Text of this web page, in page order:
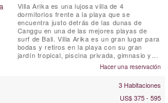
Villa Arika es una lujosa villa de 4
dormitorios frente a la playa que se
encuentra justo detrás de las dunas de
Canggu en una de las mejores playas de
surf de Bali. Villa Arika es un gran lugar para
bodas y retiros en la playa con su gran
jardín tropical, piscina privada, gimnasio y
personal a tiempo completo. Esta lujosa villa
de playa ofrece vistas del Bukit de Bali al
terrazas de arroz y una serie de
promontorios, el más cercano de ...
Hacer una reservación
3 Habitaciones
US$ 375 - 595